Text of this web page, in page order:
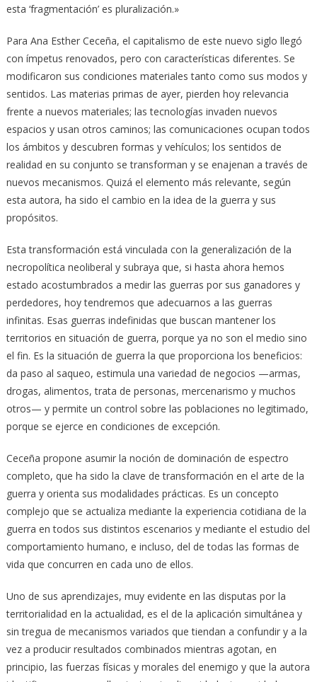
esta ‘fragmentación’ es pluralización.»
Para Ana Esther Ceceña, el capitalismo de este nuevo siglo llegó
con ímpetus renovados, pero con características diferentes. Se
modificaron sus condiciones materiales tanto como sus modos y
sentidos. Las materias primas de ayer, pierden hoy relevancia
frente a nuevos materiales; las tecnologías invaden nuevos
espacios y usan otros caminos; las comunicaciones ocupan todos
los ámbitos y descubren formas y vehículos; los sentidos de
realidad en su conjunto se transforman y se enajenan a través de
nuevos mecanismos. Quizá el elemento más relevante, según
esta autora, ha sido el cambio en la idea de la guerra y sus
propósitos.
Esta transformación está vinculada con la generalización de la
necropolítica neoliberal y subraya que, si hasta ahora hemos
estado acostumbrados a medir las guerras por sus ganadores y
perdedores, hoy tendremos que adecuarnos a las guerras
infinitas. Esas guerras indefinidas que buscan mantener los
territorios en situación de guerra, porque ya no son el medio sino
el fin. Es la situación de guerra la que proporciona los beneficios:
da paso al saqueo, estimula una variedad de negocios —armas,
drogas, alimentos, trata de personas, mercenarismo y muchos
otros— y permite un control sobre las poblaciones no legitimado,
porque se ejerce en condiciones de excepción.
Ceceña propone asumir la noción de dominación de espectro
completo, que ha sido la clave de transformación en el arte de la
guerra y orienta sus modalidades prácticas. Es un concepto
complejo que se actualiza mediante la experiencia cotidiana de la
guerra en todos sus distintos escenarios y mediante el estudio del
comportamiento humano, e incluso, del de todas las formas de
vida que concurren en cada uno de ellos.
Uno de sus aprendizajes, muy evidente en las disputas por la
territorialidad en la actualidad, es el de la aplicación simultánea y
sin tregua de mecanismos variados que tiendan a confundir y a la
vez a producir resultados combinados mientras agotan, en
principio, las fuerzas físicas y morales del enemigo y que la autora